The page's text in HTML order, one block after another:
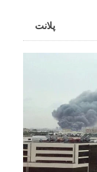
پلانت